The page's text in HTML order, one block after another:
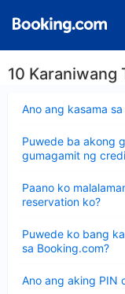
10 Karaniwang
Ano ang kasama
ang
Puwede ba akong
gumagamit ng
ang
sagot
Paano ko
reservation ko?
ang
sagot
Puwede ko bang
sa Booking.com?
ang
sagot
Ano ang aking PIN
ang